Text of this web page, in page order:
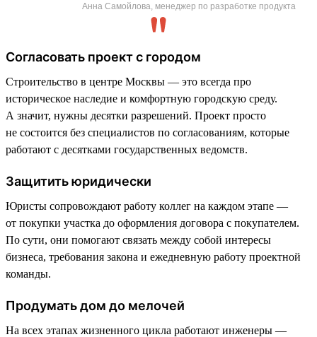
Анна Самойлова, менеджер по разработке продукта
Согласовать проект с городом
Строительство в центре Москвы — это всегда про
историческое наследие и комфортную городскую среду.
А значит, нужны десятки разрешений. Проект просто
не состоится без специалистов по согласованиям, которые
работают с десятками государственных ведомств.
Защитить юридически
Юристы сопровождают работу коллег на каждом этапе —
от покупки участка до оформления договора с покупателем.
По сути, они помогают связать между собой интересы
бизнеса, требования закона и ежедневную работу проектной
команды.
Продумать дом до мелочей
На всех этапах жизненного цикла работают инженеры —